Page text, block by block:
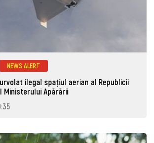
NEWS ALERT
ilegal spațiul aerian al Republicii
Ministerului Apărării